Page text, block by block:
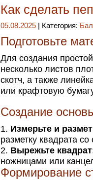
Как сделать
05.08.2025 | Категория:
Подготовьте
Для создания
несколько листов
скотч, а также
или крафтовую
Создание
Измерьте и
разметку квадрата
Вырежьте
ножницами или
Формирование